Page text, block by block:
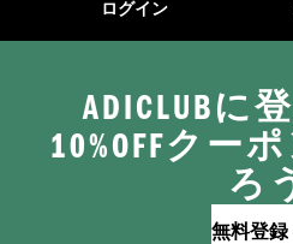
ログイン
ADICLUBに
10%OFFクー
ろ
無料登録